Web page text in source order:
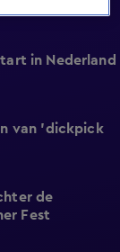
in Nederland
van 'dickpick
de
Fest